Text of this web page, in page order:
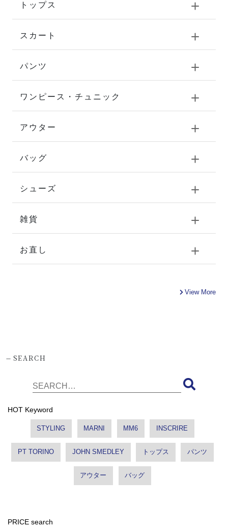
トップス
スカート
パンツ
ワンピース・チュニック
アウター
バッグ
シューズ
雑貨
お直し
View More
-SEARCH
HOT Keyword
STYLING MARNI MM6 INSCRIRE
PT TORINO JOHN SMEDLEY トップス パンツ
アウター バッグ
PRICE search